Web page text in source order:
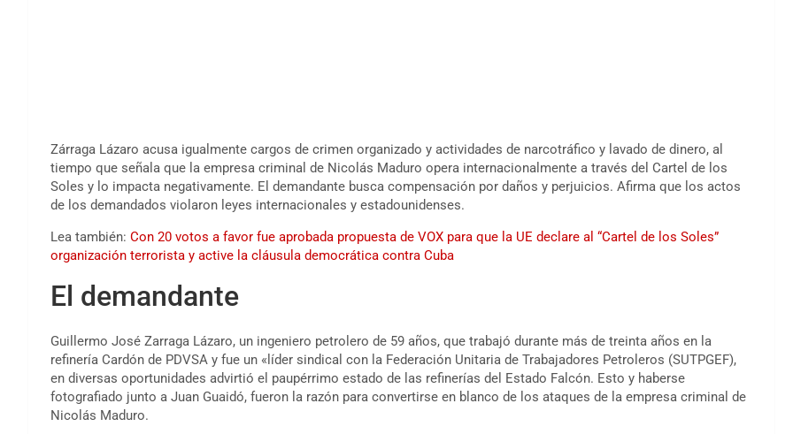
Zárraga Lázaro acusa igualmente cargos de crimen organizado y actividades de narcotráfico y lavado de dinero, al
tiempo que señala que la empresa criminal de Nicolás Maduro opera internacionalmente a través del Cartel de los
Soles y lo impacta negativamente. El demandante busca compensación por daños y perjuicios. Afirma que los actos
de los demandados violaron leyes internacionales y estadounidenses.
Lea también: Con 20 votos a favor fue aprobada propuesta de VOX para que la UE declare al “Cartel de los Soles”
organización terrorista y active la cláusula democrática contra Cuba
El demandante
Guillermo José Zarraga Lázaro, un ingeniero petrolero de 59 años, que trabajó durante más de treinta años en la
refinería Cardón de PDVSA y fue un «líder sindical con la Federación Unitaria de Trabajadores Petroleros (SUTPGEF),
en diversas oportunidades advirtió el paupérrimo estado de las refinerías del Estado Falcón. Esto y haberse
fotografiado junto a Juan Guaidó, fueron la razón para convertirse en blanco de los ataques de la empresa criminal de
Nicolás Maduro.